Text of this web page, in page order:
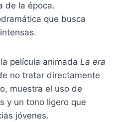
de la época.
que busca
película animada La era
no tratar directamente
muestra el uso de
y un tono ligero que
jóvenes.